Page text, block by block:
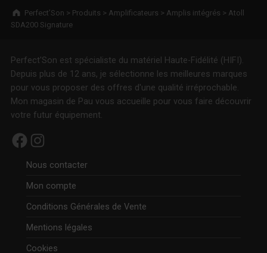
Breadcrumbs navigation
Perfect’Son > Produits > Amplificateurs > Amplis intégrés > Atoll
SDA200 Signature
Perfect'Son est spécialiste du matériel Haute-Fidélité (HIFI).
Depuis plus de 12 ans, je sélectionne les meilleures marques
pour vous proposer des offres d'une qualité irréprochable.
Mon magasin de Pau vous accueille pour vous faire découvrir
votre futur équipement.
Facebook Instagram
Nous contacter
Mon compte
Conditions Générales de Vente
Mentions légales
Cookies